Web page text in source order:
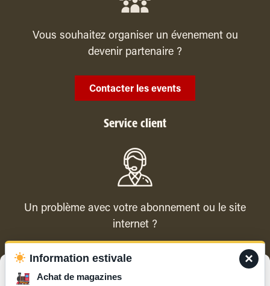
Vous souhaitez organiser un évenement ou
devenir partenaire ?
Contacter les events
Service client
Un problème avec votre abonnement ou le site
internet ?
Contacter le service client ×
Information estivale
Achat de magazines